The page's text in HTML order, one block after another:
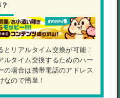
リアルタイム交換が可能！
ルタイム交換するためのハー
の場合は携帯電話のアドレス
なので簡単！